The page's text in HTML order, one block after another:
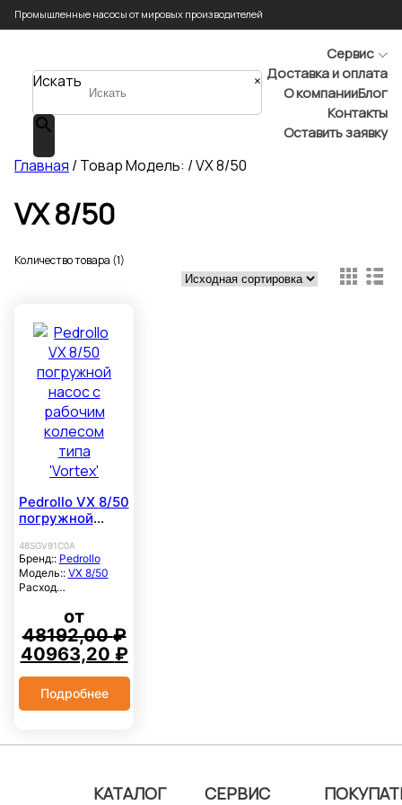
Промышленные насосы от мировых производителей
Искать ×
Сервис
Доставка и оплата
О компанииБлог
Контакты
Оставить заявку
Главная / Товар Модель: / VX 8/50
VX 8/50
Количество товара (1)
Pedrollo VX 8/50
погружной
рабочим
колесом типа
'Vortex'
48SGV91C0A
Бренд:: Pedrollo
Модель:: VX 8/50
Расход
Напор
максимальный,
метры::6.5
Система
электроснабжения::
об/мин::2900
Свободный проход
от
48192,00₽
Первоначальная
цена
составляла
48192,00 ₽.
40963,20 ₽Текущая
цена:
Подробнее
КАТАЛОГ СЕРВИС